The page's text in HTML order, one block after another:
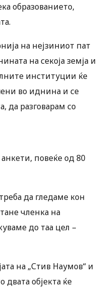
образованието,
на нејзиниот пат
на секоја земја и
институции ќе
во иднина и се
да разговарам со
повеќе од 80
да гледаме кон
членка на
до таа цел –
на „Стив Наумов“ и
објекта ќе